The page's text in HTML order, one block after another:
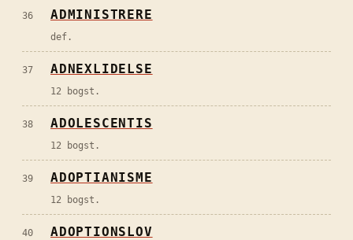
36 ADMINISTRERE
def.
37 ADNEXLIDELSE
12 bogst.
38 ADOLESCENTIS
12 bogst.
39 ADOPTIANISME
12 bogst.
40 ADOPTIONSLOV